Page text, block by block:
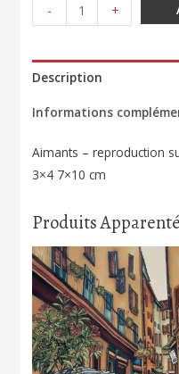
-
de
des
Arts
169
+
Description
Informations
Aimants – reproduction
3×4 7×10 cm
Produits